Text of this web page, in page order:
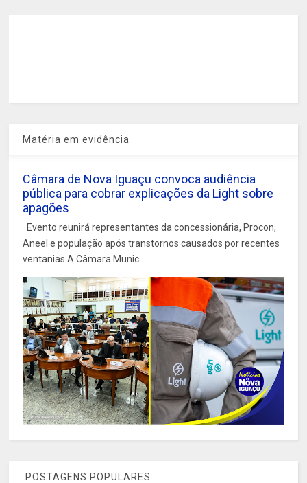
Matéria em evidência
Câmara de Nova Iguaçu convoca audiência
pública para cobrar explicações da Light sobre
apagões
Evento reunirá representantes da concessionária, Procon,
Aneel e população após transtornos causados por recentes
ventanias A Câmara Munic...
POSTAGENS POPULARES